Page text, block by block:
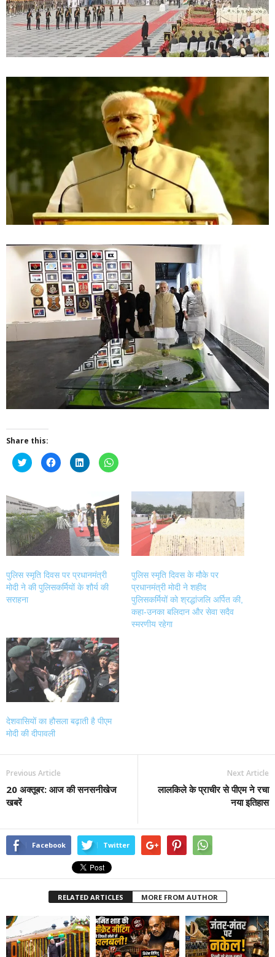
Share this:
Click
to
share
in
new
window)
Click
to
share
in
new
window)
Click
to
share
(Opens
in
new
window)
Click
to
WhatsApp
(Opens
in
window)
पुलिस स्मृति दिवस पर प्रधानमंत्री
मोदी ने की पुलिसकर्मियों के शौर्य की
सराहना
पुलिस स्मृति दिवस के मौके पर
प्रधानमंत्री मोदी ने शहीद
पुलिसकर्मियों को श्रद्धांजलि अर्पित की,
कहा-उनका बलिदान और सेवा सदैव
स्मरणीय रहेगा
देशवासियों का हौसला बढ़ाती है पीएम
मोदी की दीपावली
Previous Article
20 अक्तूबर: आज की सनसनीखेज
खबरें
Next Article
लालकिले के प्राचीर से पीएम ने रचा
नया इतिहास
Facebook Twitter
RELATED ARTICLES MORE FROM AUTHOR